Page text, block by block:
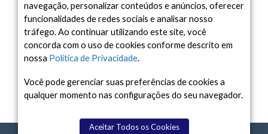
Arquivo
Arquivo
navegação, personalizar conteúdos e anúncios, oferecer
funcionalidades de redes sociais e analisar nosso
tráfego. Ao continuar utilizando este site, você
concorda com o uso de cookies conforme descrito em
nossa Política de Privacidade.
Você pode gerenciar suas preferências de cookies a
qualquer momento nas configurações do seu navegador.
Aceitar Todos os Cookies